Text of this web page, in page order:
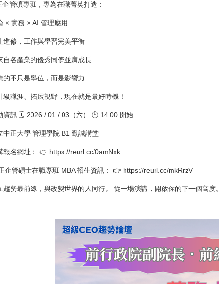
企管碩專班，專為在職菁英打造：
× 實務 × AI 管理應用
進修，工作與學習完美平衡
自各產業的優秀同儕並肩成長
的不只是學位，而是影響力
級職涯、拓展視野，現在就是最好時機！
資訊 🗓 2026 / 01 / 03（六） 🕑 14:00 開始
中正大學 管理學院 B1 勤誠講堂
報名網址： 👉 https://reurl.cc/0amNxk
企管碩士在職專班 MBA 招生資訊： 👉 https://reurl.cc/mkRrzV
趨勢最前線，與改變世界的人同行。 從一場演講，開啟你的下一個高度。